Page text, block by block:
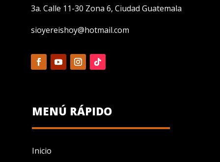
3a. Calle 11-30 Zona 6, Ciudad Guatemala
sioyereishoy@hotmail.com
MENÚ RÁPIDO
Inicio